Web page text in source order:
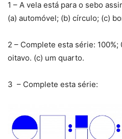
1 – A vela está para o sebo
(a) automóvel; (b) círculo; (c)
2 – Complete esta série:
oitavo. (c) um quarto.
3 – Complete esta série: